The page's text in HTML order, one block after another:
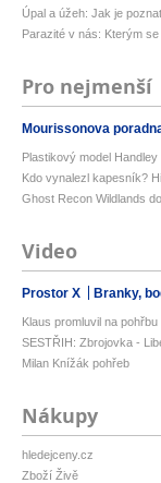
Úpal a úžeh: Jak je
Parazité v nás: Kterým
Pro nejmenší
Mourissonova
Plastikový model Handley
Kdo vynalezl kapesník?
Ghost Recon Wildlands
Video
Prostor X Branky,
Klaus promluvil na
SESTŘIH: Zbrojovka -
Milan Knížák pohřeb
Nákupy
hledejceny.cz
Zboží Živě